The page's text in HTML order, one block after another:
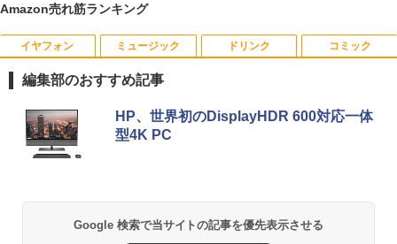
1 ルイジアナ近代美術館 ポスター A3
￥11,000
ーンKC いのり 光 いるか フィギュア ス
Amazon売れ筋ランキング
イヤフォン
Anker Soundcore P40i オフホワイト
￥7,990
Anker Soundcore P31i ブラック
ミュージック
BRUCE WAYNE feat. Flo Milli, ATL Jacob
[Explicit]
BRUCE WAYNE feat. Flo Milli, ATL Jacob
ドリンク
by Amazon 天然水 ラベルレス 500ml ×24本
富士山の天然水 バナジウム含有 水 ミネラル
ウォーター ペットボトル 静岡県産 500ミリリ
コミック
薬屋のひとりごと 17巻 (デジタル版ビッグガ
ンガンコミックス)
異世界居酒屋「のぶ」(22) (角川コミックス・
編集部のおすすめ記事
HP、世界初のDisplayHDR 600対応一体
型4K PC
Google 検索で当サイトの記事を優先表示させる